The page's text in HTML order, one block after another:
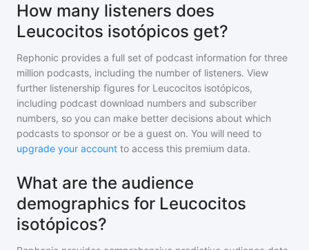
How many listeners does
Leucocitos isotópicos get?
Rephonic provides a full set of podcast information for three
million podcasts, including the number of listeners. View
further listenership figures for Leucocitos isotópicos,
including podcast download numbers and subscriber
numbers, so you can make better decisions about which
podcasts to sponsor or be a guest on. You will need to
upgrade your account to access this premium data.
What are the audience
demographics for Leucocitos
isotópicos?